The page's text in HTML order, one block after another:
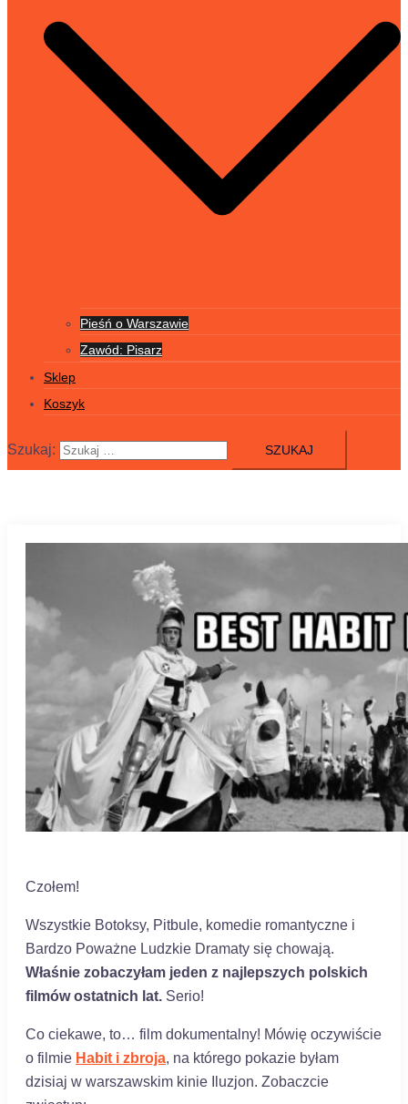
Pieśń o Warszawie
Zawód: Pisarz
Sklep
Koszyk
Szukaj:
Czołem!
Wszystkie Botoksy, Pitbule, komedie romantyczne i
Bardzo Poważne Ludzkie Dramaty się chowają.
Właśnie zobaczyłam jeden z najlepszych polskich
filmów ostatnich lat. Serio!
Co ciekawe, to… film dokumentalny! Mówię oczywiście
o filmie Habit i zbroja, na którego pokazie byłam
dzisiaj w warszawskim kinie Iluzjon. Zobaczcie